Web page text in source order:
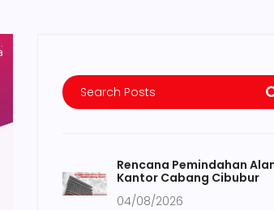
Rencana Pemindahan
Kantor Cabang Cibubur
04/08/2026